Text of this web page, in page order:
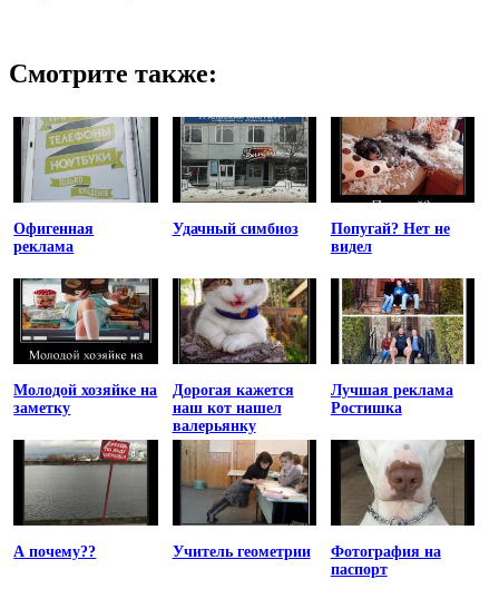
Смотрите также:
Офигенная
реклама
Удачный симбиоз
Попугай? Нет не
видел
Молодой хозяйке на
заметку
Дорогая кажется
наш кот нашел
валерьянку
Лучшая реклама
Ростишка
А почему?? Учитель геометрии
Фотография на
паспорт